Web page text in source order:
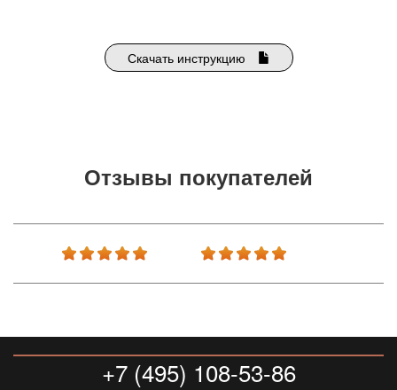
Скачать инструкцию
Отзывы покупателей
+7 (495) 108-53-86